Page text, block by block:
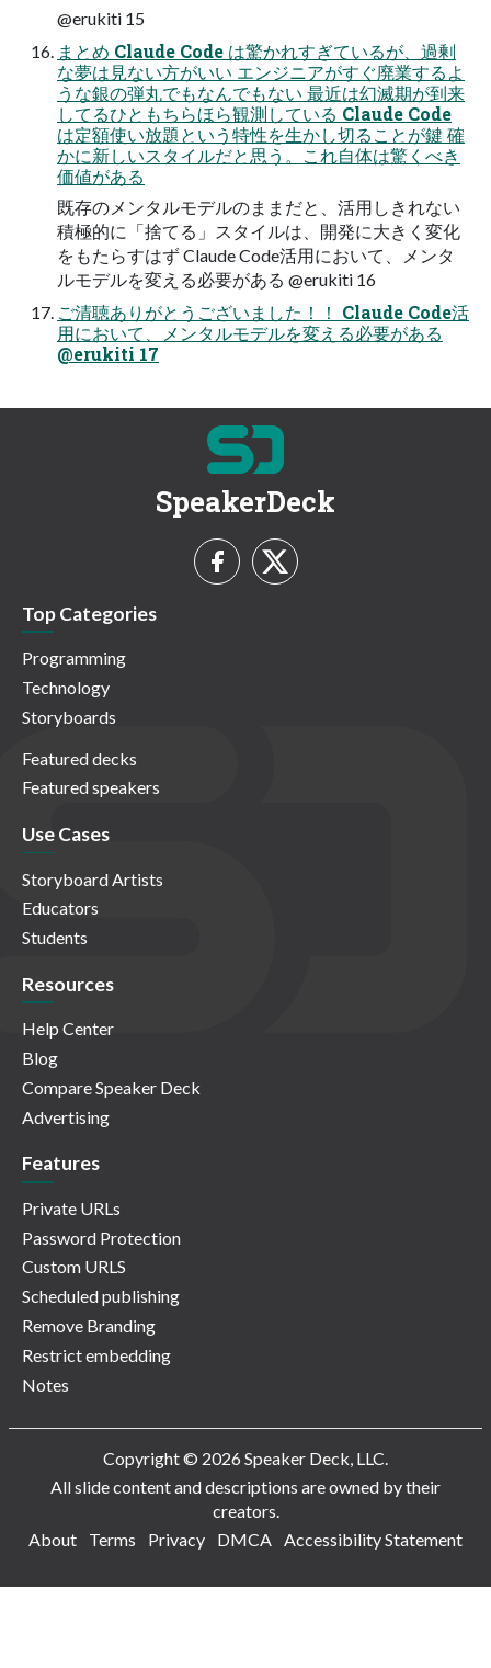
@erukiti 15
まとめ Claude Code は驚かれすぎているが、過剰
な夢は見ない方がいい エンジニアがすぐ廃業するよ
うな銀の弾丸でもなんでもない 最近は幻滅期が到来
してるひともちらほら観測している Claude Code
は定額使い放題という特性を生かし切ることが鍵 確
かに新しいスタイルだと思う。これ自体は驚くべき
価値がある
既存のメンタルモデルのままだと、活用しきれない
積極的に「捨てる」スタイルは、開発に大きく変化
をもたらすはず Claude Code活用において、メンタ
ルモデルを変える必要がある @erukiti 16
ご清聴ありがとうございました！！ Claude Code活
用において、メンタルモデルを変える必要がある
@erukiti 17
SpeakerDeck
Top Categories
Programming
Technology
Storyboards
Featured decks
Featured speakers
Use Cases
Storyboard Artists
Educators
Students
Resources
Help Center
Blog
Compare Speaker Deck
Advertising
Features
Private URLs
Password Protection
Custom URLS
Scheduled publishing
Remove Branding
Restrict embedding
Notes
Copyright © 2026 Speaker Deck, LLC.
All slide content and descriptions are owned by their
creators.
About
Terms Privacy DMCA Accessibility Statement